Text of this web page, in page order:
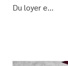
Du loyer e...